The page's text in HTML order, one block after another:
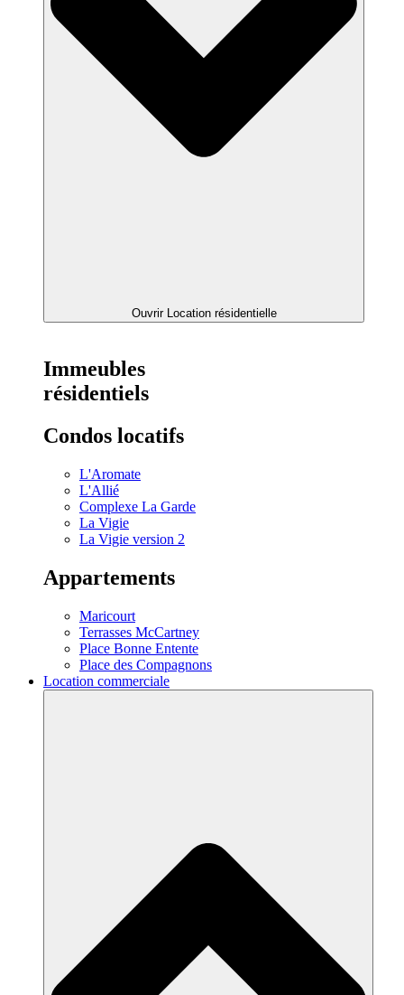
Ouvrir Location résidentielle
Immeubles
résidentiels
Condos locatifs
L'Aromate
L'Allié
Complexe La Garde
La Vigie
La Vigie version 2
Appartements
Maricourt
Terrasses McCartney
Place Bonne Entente
Place des Compagnons
Location commerciale